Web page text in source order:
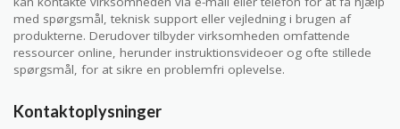
med spørgsmål, teknisk support eller vejledning i brugen af
produkterne. Derudover tilbyder virksomheden omfattende
ressourcer online, herunder instruktionsvideoer og ofte stillede
spørgsmål, for at sikre en problemfri oplevelse.
Kontaktoplysninger